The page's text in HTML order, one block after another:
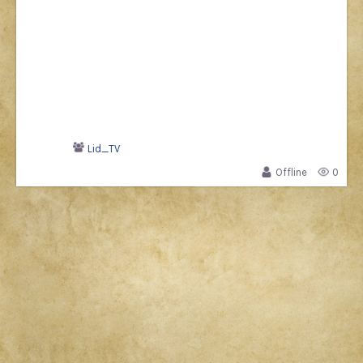
Lid_TV
Offline
0